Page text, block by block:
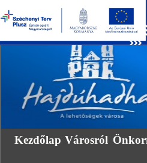
Kezdőlap Városról